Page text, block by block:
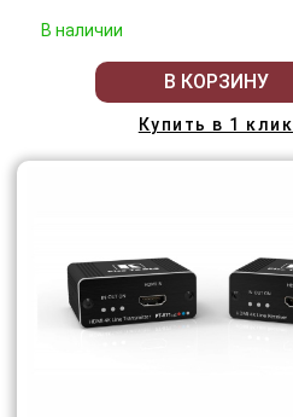
В наличии
В КОРЗИНУ
Купить в 1 клик